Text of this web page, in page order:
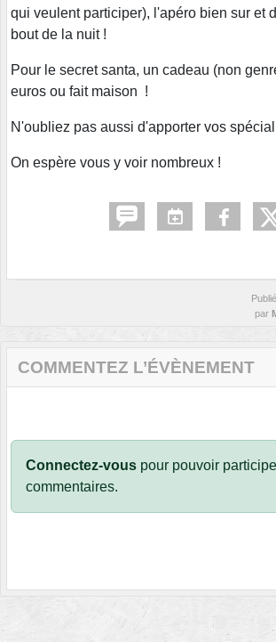
qui veulent participer), l'apéro bien sur et
bout de la nuit !
Pour le secret santa, un cadeau (non
euros ou fait maison !
N'oubliez pas aussi d'apporter vos
On espère vous y voir nombreux !
par
COMMENTEZ L’ÉVÈNEMENT
Connectez-vous pour pouvoir
commentaires.